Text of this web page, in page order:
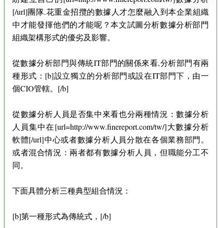
[/url]團隊.花重金招攬的數據人才怎麼融入到本企業組織
中才能發揮他們的才能呢？本文試圖分析數據分析部門
組織架構形式的優劣及影響。
從數據分析部門與傳統IT部門的關係來看,分析部門有兩
種形式：[b]設立獨立的分析部門或設在IT部門下，由一
個CIO管轄。[/b]
從數據分析人員是否集中來看也分兩種情況：數據分析
人員集中在[url=http://www.finereport.com/tw/]大數據分析
軟體[/url]中心或者數據分析人員分散在各個業務部門。
或者混合情況：兩者都有數據分析人員，但職能分工不
同。
下面具體分析三種典型組合情況：
[b]第一種形式為傳統式，[/b]